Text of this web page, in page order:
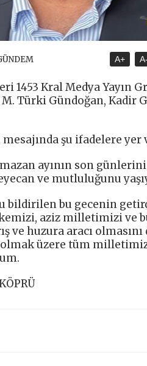
A+ A-
1453 Kral Medya Yayın
Türki Gündoğan, Kadir
şu ifadelere yer
ayının son
ve mutluluğunu
bildirilen bu gecenin
aziz milletimizi ve
ve huzura aracı
üzere tüm